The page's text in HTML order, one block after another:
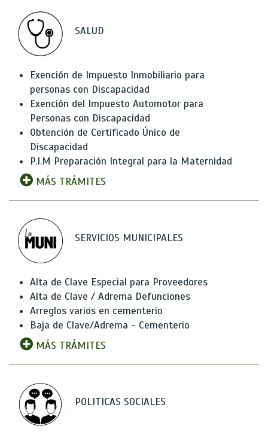
SALUD
Exención de Impuesto Inmobiliario para
personas con Discapacidad
Exención del Impuesto Automotor para
Personas con Discapacidad
Obtención de Certificado Único de
Discapacidad
P.I.M Preparación Integral para la Maternidad
MÁS TRÁMITES
SERVICIOS MUNICIPALES
Alta de Clave Especial para Proveedores
Alta de Clave / Adrema Defunciones
Arreglos varios en cementerio
Baja de Clave/Adrema - Cementerio
MÁS TRÁMITES
POLITICAS SOCIALES